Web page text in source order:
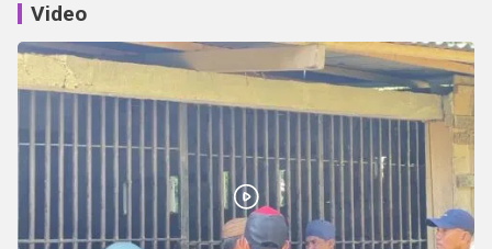
Video